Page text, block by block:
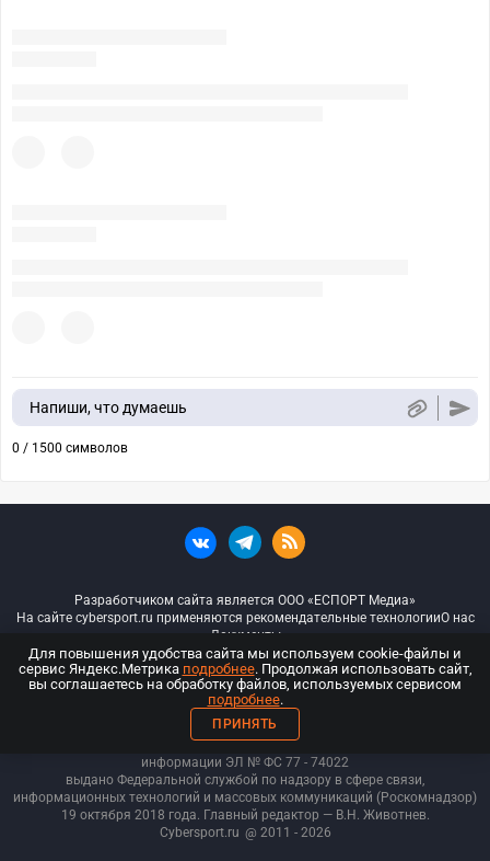
Напиши, что думаешь
0 / 1500 символов
Разработчиком сайта является ООО «ЕСПОРТ Медиа»
На сайте cybersport.ru применяются рекомендательные технологииО нас
Документы
© ООО «Киберспорт.ру» — Все права защищены
18+
ООО «Киберспорт.ру». Свидетельство о регистрации средств массовой
информации ЭЛ № ФС 77 - 74022
выдано Федеральной службой по надзору в сфере связи,
информационных технологий и массовых коммуникаций (Роскомнадзор)
19 октября 2018 года. Главный редактор — В.Н. Животнев.
Cybersport.ru @ 2011 - 2026
Для повышения удобства сайта мы используем cookie-файлы и
сервис Яндекс.Метрика подробнее. Продолжая использовать сайт,
вы соглашаетесь на обработку файлов, используемых сервисом
подробнее.
ПРИНЯТЬ